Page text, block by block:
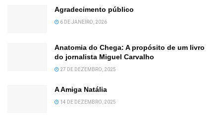
Agradecimento público
6 DE JANEIRO, 2026
Anatomia do Chega: A propósito de um livro
do jornalista Miguel Carvalho
27 DE DEZEMBRO, 2025
A Amiga Natália
14 DE DEZEMBRO, 2025